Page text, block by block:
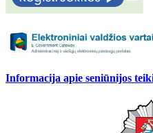
Informacija apie seniūnijos